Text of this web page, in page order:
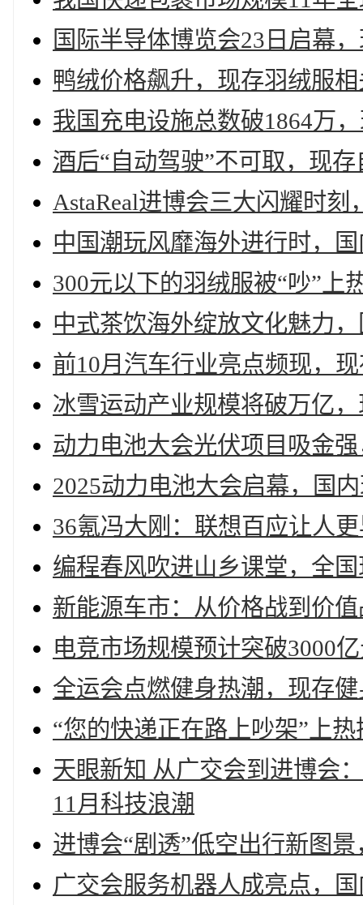
国际半导体博览会23日启幕
鸭绒价格飙升，现存羽绒服
我国充电设施总数破1864万
酒后“自动驾驶”不可取，现
AstaReal进博会三大闪耀时
中国潮玩风靡海外进行时，
300元以下的羽绒服被“吵”上
中式茶饮海外绽放文化魅力
前10月汽车行业亮点频现，
冰雪运动产业规模将破万亿
动力电池大会光伏项目吸金
2025动力电池大会启幕，国
36氪冯大刚：联想百应让人
编程春风吹进山乡课堂，全
新能源车市：从价格战到价
电竞市场规模预计突破3000
全运会点燃健身热潮，现存
“您的快递正在路上吵架”上
天眼新知 从广交会到进博会
11月科技浪潮
进博会“剧透”低空出行新图
广交会服务机器人成亮点，